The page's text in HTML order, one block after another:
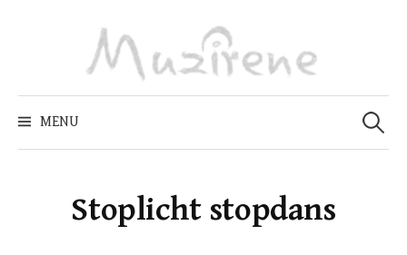
MENU
Zoeken
naar:
Stoplicht stopdans